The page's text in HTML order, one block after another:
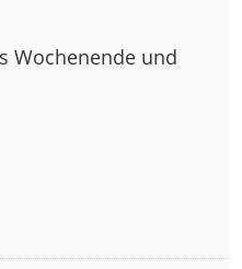
Wochenende und